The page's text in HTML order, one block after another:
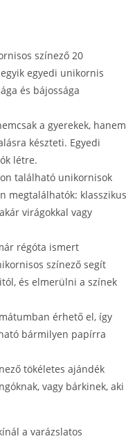
színező 20
egyedi unikornis
és bájossága
a gyerekek, hanem
készteti. Egyedi
létre.
található unikornisok
megtalálhatók: klasszikus
virágokkal vagy
régóta ismert
színező segít
és elmerülni a színek
érhető el, így
bármilyen papírra
tökéletes ajándék
vagy bárkinek, aki
a varázslatos